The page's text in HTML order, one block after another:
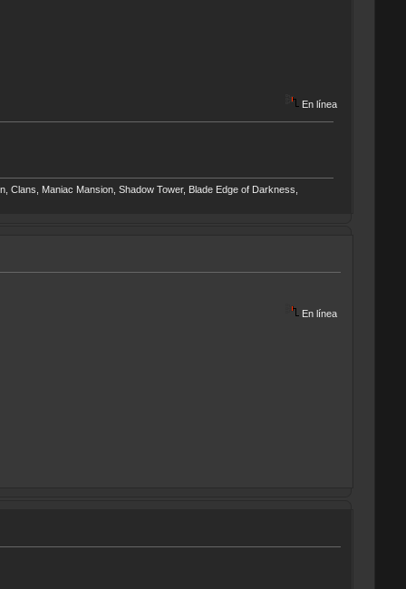
En línea
Clans, Maniac Mansion, Shadow Tower, Blade Edge of Darkness,
En línea